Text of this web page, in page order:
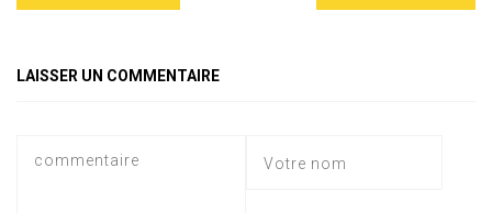
p m ok
LAISSER UN COMMENTAIRE